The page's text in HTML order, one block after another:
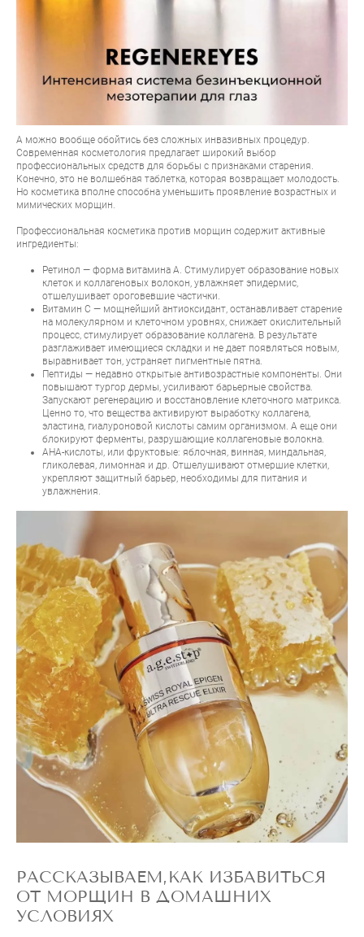
А можно вообще обойтись без сложных инвазивных процедур.
Современная косметология предлагает широкий выбор
профессиональных средств для борьбы с признаками старения.
Конечно, это не волшебная таблетка, которая возвращает молодость.
Но косметика вполне способна уменьшить проявление возрастных и
мимических морщин.
Профессиональная косметика против морщин содержит активные
ингредиенты:
Ретинол — форма витамина А. Стимулирует образование новых
клеток и коллагеновых волокон, увлажняет эпидермис,
отшелушивает ороговевшие частички.
Витамин С — мощнейший антиоксидант, останавливает старение
на молекулярном и клеточном уровнях, снижает окислительный
процесс, стимулирует образование коллагена. В результате
разглаживает имеющиеся складки и не дает появляться новым,
выравнивает тон, устраняет пигментные пятна.
Пептиды — недавно открытые антивозрастные компоненты. Они
повышают тургор дермы, усиливают барьерные свойства.
Запускают регенерацию и восстановление клеточного матрикса.
Ценно то, что вещества активируют выработку коллагена,
эластина, гиалуроновой кислоты самим организмом. А еще они
блокируют ферменты, разрушающие коллагеновые волокна.
AHA-кислоты, или фруктовые: яблочная, винная, миндальная,
гликолевая, лимонная и др. Отшелушивают отмершие клетки,
укрепляют защитный барьер, необходимы для питания и
увлажнения.
РАССКАЗЫВАЕМ,КАК ИЗБАВИТЬСЯ
ОТ МОРЩИН В ДОМАШНИХ
УСЛОВИЯХ